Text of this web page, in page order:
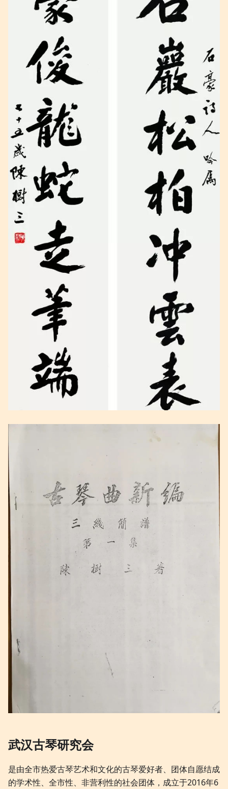
武汉古琴研究会
是由全市热爱古琴艺术和文化的古琴爱好者、团体自愿结成
的学术性、全市性、非营利性的社会团体，成立于2016年6